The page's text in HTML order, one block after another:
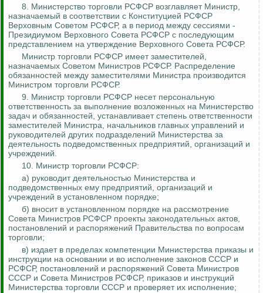
8. Министерство торговли РСФСР возглавляет Министр,
назначаемый в соответствии с Конституцией РСФСР
Верховным Советом РСФСР, а в период между сессиями -
Президиумом Верховного Совета РСФСР с последующим
представлением на утверждение Верховного Совета РСФСР.
Министр торговли РСФСР имеет заместителей,
назначаемых Советом Министров РСФСР. Распределение
обязанностей между заместителями Министра производится
Министром торговли РСФСР.
9. Министр торговли РСФСР несет персональную
ответственность за выполнение возложенных на Министерство
задач и обязанностей, устанавливает степень ответственности
заместителей Министра, начальников главных управлений и
руководителей других подразделений Министерства за
деятельность подведомственных предприятий, организаций и
учреждений.
10. Министр торговли РСФСР:
а) руководит деятельностью Министерства и
подведомственных ему предприятий, организаций и
учреждений в установленном порядке;
б) вносит в установленном порядке на рассмотрение
Совета Министров РСФСР проекты законодательных актов,
постановлений и распоряжений Правительства по вопросам
торговли;
в) издает в пределах компетенции Министерства приказы и
инструкции на основании и во исполнение законов СССР и
РСФСР, постановлений и распоряжений Совета Министров
СССР и Совета Министров РСФСР, приказов и инструкций
Министерства торговли СССР и проверяет их исполнение;